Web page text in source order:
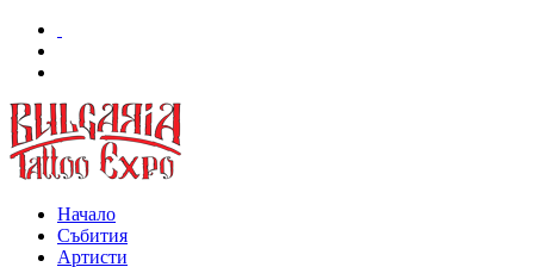
Начало
Събития
Артисти